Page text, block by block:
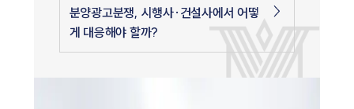
분양광고분쟁, 시행사·건설사에서 어떻
게 대응해야 할까?